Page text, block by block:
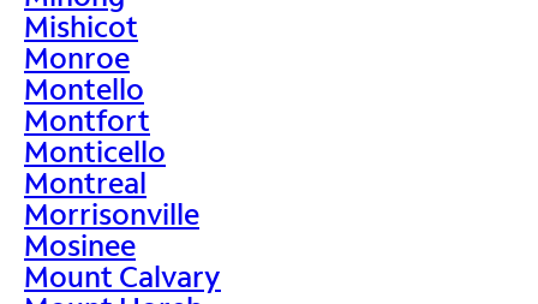
Mishicot
Monroe
Montello
Montfort
Monticello
Montreal
Morrisonville
Mosinee
Mount Calvary